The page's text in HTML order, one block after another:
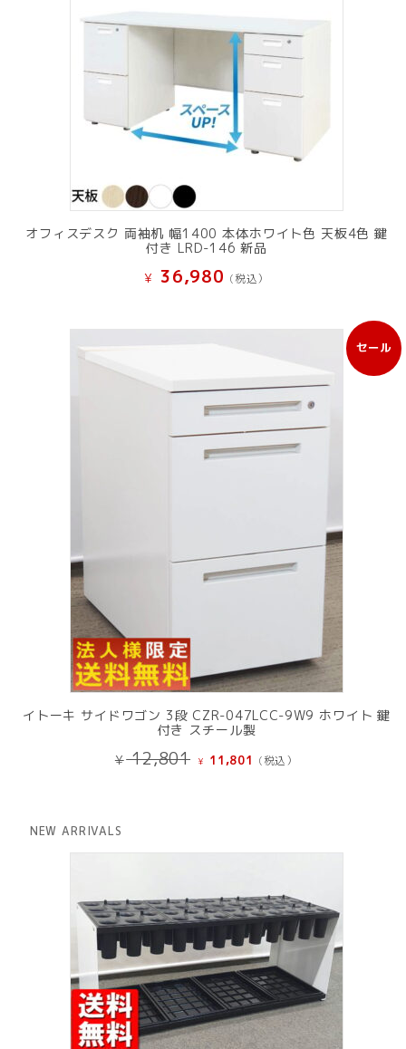
オフィスデスク 両袖机 幅1400 本体ホワイト色 天板4色 鍵
付き LRD-146 新品
¥ 36,980 (税込）
セール
販
売
イトーキ サイドワゴン 3段 CZR-047LCC-9W9 ホワイト 鍵
付き スチール製
¥12,801 元
た。
¥ 11,801 現
す。
(税込）
NEW ARRIVALS